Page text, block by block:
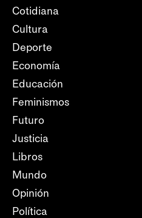
Cotidiana
Cultura
Deporte
Economía
Educación
Feminismos
Futuro
Justicia
Libros
Mundo
Opinión
Política